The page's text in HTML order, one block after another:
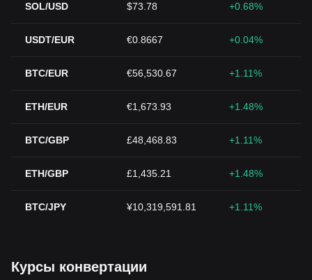
SOL/USD $73.78 +0.68%
USDT/EUR €0.8667 +0.04%
BTC/EUR €56,530.67 +1.11%
ETH/EUR €1,673.93 +1.48%
BTC/GBP £48,468.83 +1.11%
ETH/GBP £1,435.21 +1.48%
BTC/JPY ¥10,319,591.81 +1.11%
Курсы конвертации